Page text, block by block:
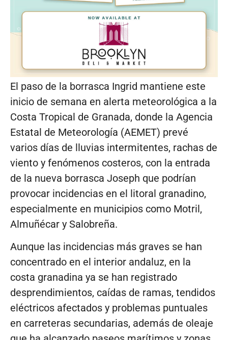
El paso de la borrasca Ingrid mantiene este
inicio de semana en alerta meteorológica a la
Costa Tropical de Granada, donde la Agencia
Estatal de Meteorología (AEMET) prevé
varios días de lluvias intermitentes, rachas de
viento y fenómenos costeros, con la entrada
de la nueva borrasca Joseph que podrían
provocar incidencias en el litoral granadino,
especialmente en municipios como Motril,
Almuñécar y Salobreña.
Aunque las incidencias más graves se han
concentrado en el interior andaluz, en la
costa granadina ya se han registrado
desprendimientos, caídas de ramas, tendidos
eléctricos afectados y problemas puntuales
en carreteras secundarias, además de oleaje